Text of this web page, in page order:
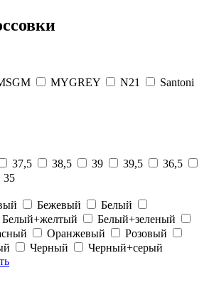
MYGREY N21
Santoni
37,5 38,5 39 39,5
36,5
35
Бежевый
Белый
Белый+желтый
Белый+зеленый
Оранжевый
Розовый
Черный Черный+серый